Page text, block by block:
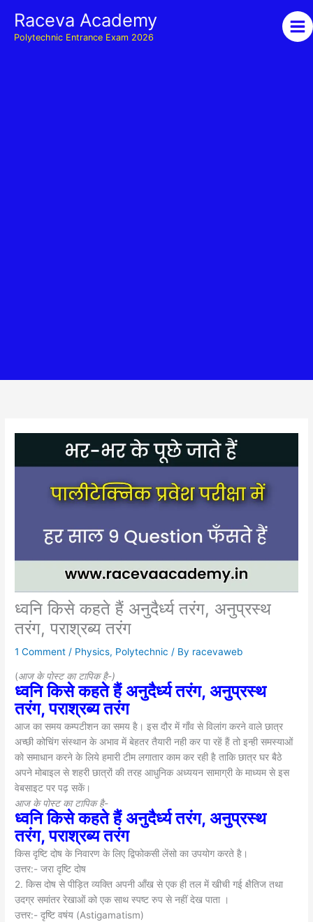
content
Raceva Academy
Polytechnic Entrance Exam 2026
ध्वनि किसे कहते हैं अनुदैर्ध्य तरंग, अनुप्रस्थ
तरंग, पराश्रब्य तरंग
1 Comment / Physics, Polytechnic / By racevaweb
(आज के पाेस्ट का टापिक है-)
ध्वनि किसे कहते हैं अनुदैर्ध्य तरंग, अनुप्रस्थ
तरंग, पराश्रब्य तरंग
आज का समय कम्पटीशन का समय है। इस दौर में गाँव से विलांग करने वाले छात्र
अच्छी कोचिंग संस्थान के अभाव में बेहतर तैयारी नही कर पा रहें हैं तो इन्ही समस्याओं
को समाधान करने के लिये हमारी टीम लगातार काम कर रही है ताकि छात्र घर बैठे
अपने मोबाइल से शहरी छात्रों की तरह आधुनिक अध्ययन सामाग्री के माध्यम से इस
वेबसाइट पर पढ़ सकें।
आज के पाेस्ट का टापिक है-
ध्वनि किसे कहते हैं अनुदैर्ध्य तरंग, अनुप्रस्थ
तरंग, पराश्रब्य तरंग
किस दृष्टि दोष के निवारण के लिए द्विफोकसी लेंसो का उपयोग करते है।
उत्तर:- जरा दृष्टि दोष
2. किस दोष से पीड़ित व्यक्ति अपनी आँख से एक ही तल में खीची गई क्षैतिज तथा
उदग्र समांतर रेखाओं को एक साथ स्पष्ट रुप से नहीं देख पाता ।
उत्तर:- दृष्टि वषंय (Astigamatism)